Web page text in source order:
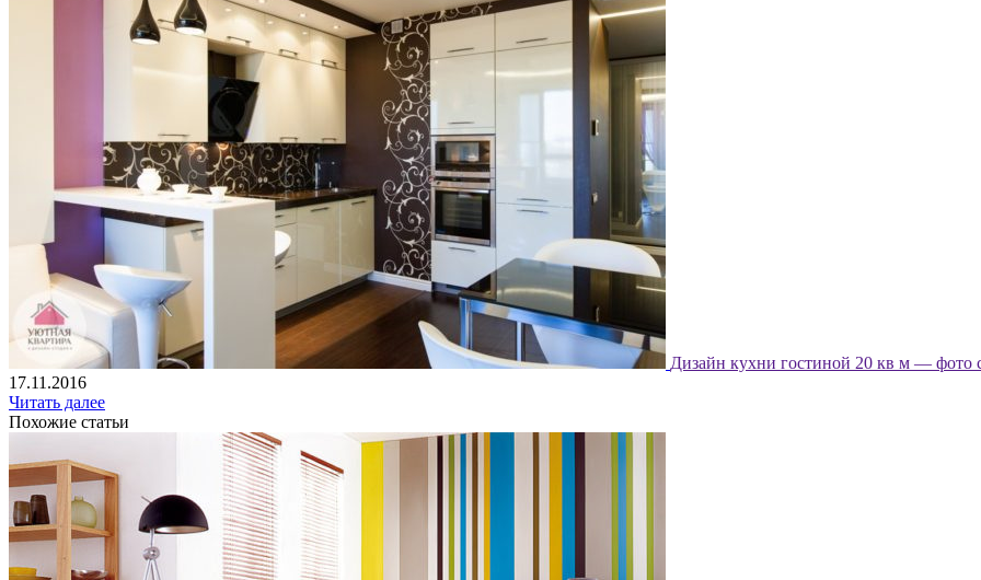
Дизайн кухни гостиной 20 кв м — фото
17.11.2016
Читать далее
Похожие статьи